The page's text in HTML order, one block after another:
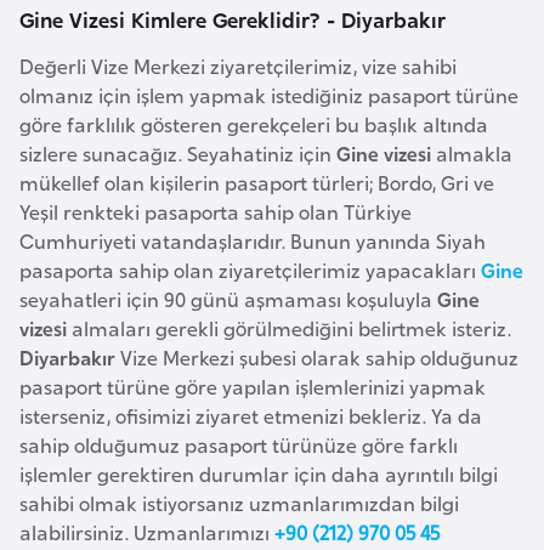
Gine Vizesi Kimlere Gereklidir? - Diyarbakır
Değerli Vize Merkezi ziyaretçilerimiz, vize sahibi
olmanız için işlem yapmak istediğiniz pasaport türüne
göre farklılık gösteren gerekçeleri bu başlık altında
sizlere sunacağız. Seyahatiniz için Gine vizesi almakla
mükellef olan kişilerin pasaport türleri; Bordo, Gri ve
Yeşil renkteki pasaporta sahip olan Türkiye
Cumhuriyeti vatandaşlarıdır. Bunun yanında Siyah
pasaporta sahip olan ziyaretçilerimiz yapacakları Gine
seyahatleri için 90 günü aşmaması koşuluyla Gine
vizesi almaları gerekli görülmediğini belirtmek isteriz.
DiyarbakırVize Merkezi şubesi olarak sahip olduğunuz
pasaport türüne göre yapılan işlemlerinizi yapmak
isterseniz, ofisimizi ziyaret etmenizi bekleriz. Ya da
sahip olduğumuz pasaport türünüze göre farklı
işlemler gerektiren durumlar için daha ayrıntılı bilgi
sahibi olmak istiyorsanız uzmanlarımızdan bilgi
alabilirsiniz. Uzmanlarımızı +90 (212) 970 05 45
B
a
n
g
l
a
d
e
ş
B
e
l
a
r
u
s